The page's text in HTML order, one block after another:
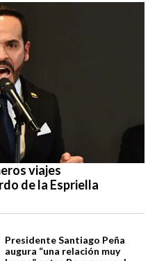
viajes
de la Espriella
Presidente Santiago Peña
augura “una relación muy